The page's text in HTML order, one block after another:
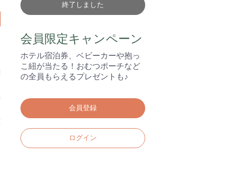
終了しました
会員限定キャンペーン
ホテル宿泊券、ベビーカーや抱っ
こ紐が当たる！おむつポーチなど
の全員もらえるプレゼントも♪
会員登録
ログイン